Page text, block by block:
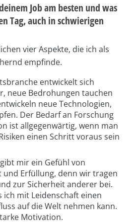
Job am besten und was
Tag, auch in schwierigen
vier Aspekte, die ich als
empfinde.
entwickelt sich
neue Bedrohungen tauchen
neue Technologien,
Der Bedarf an Forschung
ist allgegenwärtig, wenn man
einen Schritt voraus sein
mir ein Gefühl von
und Erfüllung, denn wir tragen
zur Sicherheit anderer bei.
ich mit Leidenschaft einen
auf die Welt nehmen kann.
Motivation.